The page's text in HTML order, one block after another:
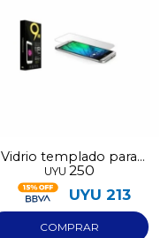
Vidrio templado para
Iphone 11
UYU 250
UYU 213